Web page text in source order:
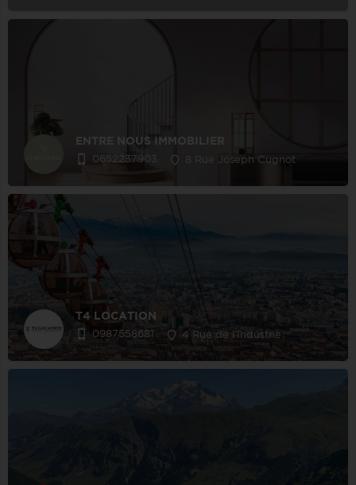
ENTRE NOUS IMMOBILIER
0652237903 8 Rue Joseph Cugnot
T4 LOCATION
0987558681 4 Rue de l'Industrie